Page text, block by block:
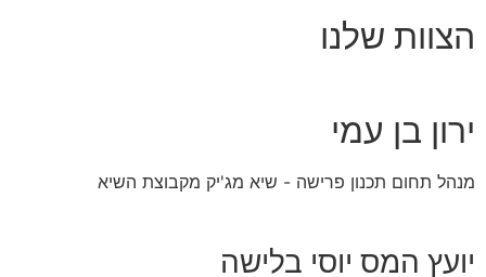
הצוות שלנו
ירון בן עמי
מנהל תחום תכנון פרישה - שיא מג'יק מקבוצת השיא
יועץ המס יוסי בלישה